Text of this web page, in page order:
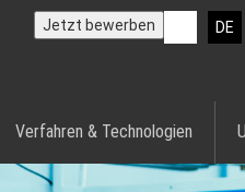
DE
Jetzt bewerben
Verfahren & Technologien